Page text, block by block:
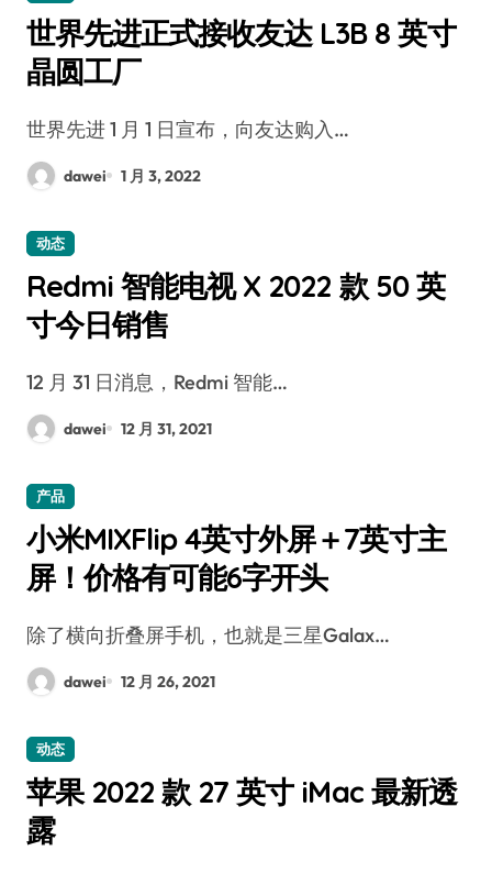
世界先进正式接收友达 L3B 8 英寸
晶圆工厂
世界先进 1 月 1 日宣布，向友达购入…
dawei 1 月 3, 2022
动态
Redmi 智能电视 X 2022 款 50 英
寸今日销售
12 月 31 日消息，Redmi 智能…
dawei 12 月 31, 2021
产品
小米MIXFlip 4英寸外屏＋7英寸主
屏！价格有可能6字开头
除了横向折叠屏手机，也就是三星Galax…
dawei 12 月 26, 2021
动态
苹果 2022 款 27 英寸 iMac 最新透
露